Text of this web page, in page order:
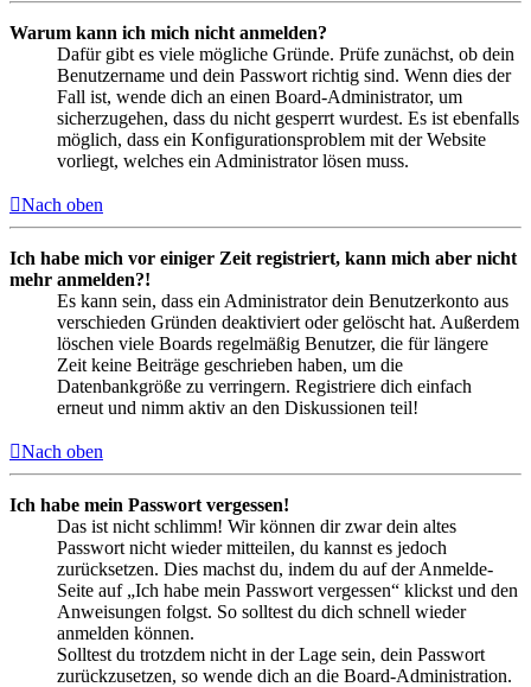
Warum kann ich mich nicht anmelden?
Dafür gibt es viele mögliche Gründe. Prüfe zunächst, ob dein
Benutzername und dein Passwort richtig sind. Wenn dies der
Fall ist, wende dich an einen Board-Administrator, um
sicherzugehen, dass du nicht gesperrt wurdest. Es ist ebenfalls
möglich, dass ein Konfigurationsproblem mit der Website
vorliegt, welches ein Administrator lösen muss.
Nach oben
Ich habe mich vor einiger Zeit registriert, kann mich aber nicht
mehr anmelden?!
Es kann sein, dass ein Administrator dein Benutzerkonto aus
verschieden Gründen deaktiviert oder gelöscht hat. Außerdem
löschen viele Boards regelmäßig Benutzer, die für längere
Zeit keine Beiträge geschrieben haben, um die
Datenbankgröße zu verringern. Registriere dich einfach
erneut und nimm aktiv an den Diskussionen teil!
Nach oben
Ich habe mein Passwort vergessen!
Das ist nicht schlimm! Wir können dir zwar dein altes
Passwort nicht wieder mitteilen, du kannst es jedoch
zurücksetzen. Dies machst du, indem du auf der Anmelde-
Seite auf „Ich habe mein Passwort vergessen“ klickst und den
Anweisungen folgst. So solltest du dich schnell wieder
anmelden können.
Solltest du trotzdem nicht in der Lage sein, dein Passwort
zurückzusetzen, so wende dich an die Board-Administration.